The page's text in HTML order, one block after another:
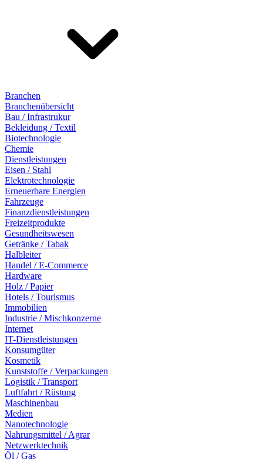
Branchen
Branchenübersicht
Bau / Infrastrukur
Bekleidung / Textil
Biotechnologie
Chemie
Dienstleistungen
Eisen / Stahl
Elektrotechnologie
Erneuerbare Energien
Fahrzeuge
Finanzdienstleistungen
Freizeitprodukte
Gesundheitswesen
Getränke / Tabak
Halbleiter
Handel / E-Commerce
Hardware
Holz / Papier
Hotels / Tourismus
Immobilien
Industrie / Mischkonzerne
Internet
IT-Dienstleistungen
Konsumgüter
Kosmetik
Kunststoffe / Verpackungen
Logistik / Transport
Luftfahrt / Rüstung
Maschinenbau
Medien
Nanotechnologie
Nahrungsmittel / Agrar
Netzwerktechnik
Öl / Gas